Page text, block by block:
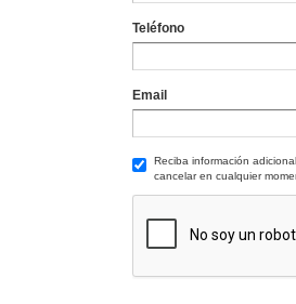
Teléfono
Email
Reciba información
cancelar en cualquier